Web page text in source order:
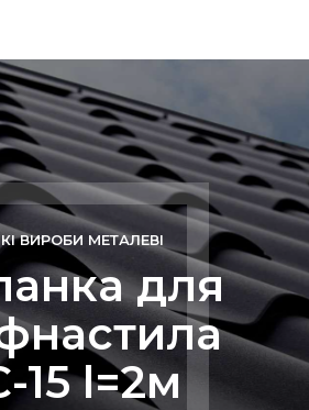
ВИРОБИ МЕТАЛЕВІ
для
15 l=2м